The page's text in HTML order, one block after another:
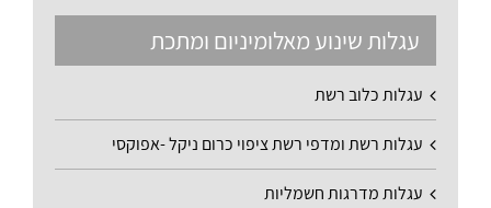
עגלות שינוע מאלומיניום ומתכת
עגלות כלוב רשת
עגלות רשת ומדפי רשת ציפוי כרום ניקל -אפוקסי
עגלות מדרגות חשמליות